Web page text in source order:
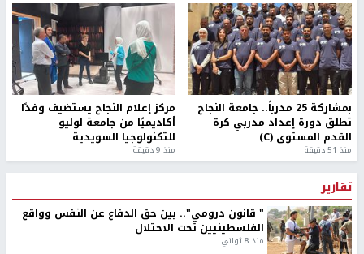
بمشاركة 25 مدرباً.. جامعة النجاح
تطلق دورة إعداد مدربي كرة
القدم المستوى (C)
منذ 51 دقيقة
مركز إعلام النجاح يستضيف وفدًا
أكاديميًا من جامعة لوليو
للتكنولوجيا السويدية
منذ 9 دقيقة
تقارير
" قانون درومي".. بين حق الدفاع عن النفس وواقع
الفلسطينيين تحت الاحتلال
منذ 8 ثواني